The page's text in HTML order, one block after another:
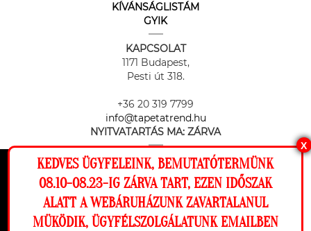
Ez a weboldal cookie-kat használ, hogy a
lehető legjobb élményt nyújtsa honlapunkon.
Beállítások
KÍVÁNSÁGLISTÁM
GYIK
KAPCSOLAT
1171 Budapest,
Pesti út 318.
+36 20 319 7799
info@tapetatrend.hu
NYITVATARTÁS MA: ZÁRVA
Az online fizetést a Barion Payment Zrt. biztosítja, MNB engedély
X
KEDVES ÜGYFELEINK, BEMUTATÓTERMÜNK
08.10-08.23-IG ZÁRVA TART, EZEN IDŐSZAK
ALATT A WEBÁRUHÁZUNK ZAVARTALANUL
MÜKÖDIK, ÜGYFÉLSZOLGÁLATUNK EMAILBEN